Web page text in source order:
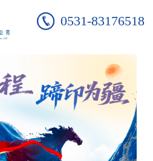
0531-83176518